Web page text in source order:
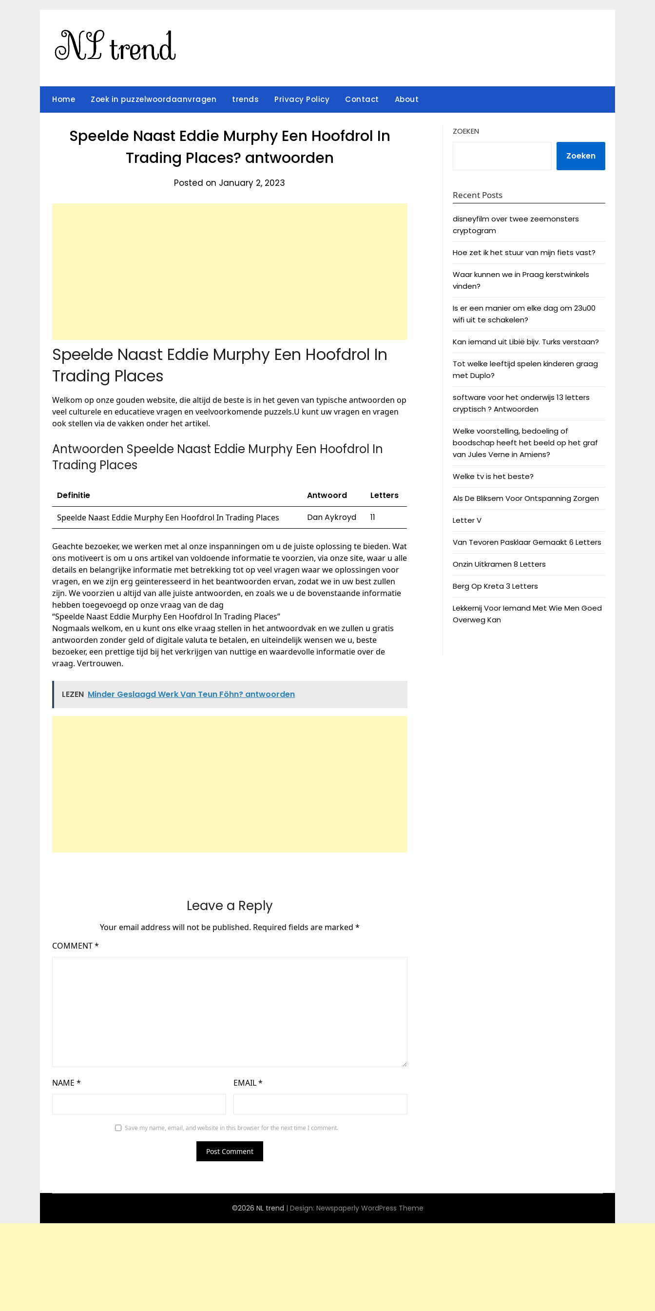
Home Zoek in puzzelwoordaanvragen trends Privacy Policy Contact About
Speelde Naast Eddie Murphy Een Hoofdrol In
Trading Places? antwoorden
Posted on January 2, 2023
Speelde Naast Eddie Murphy Een Hoofdrol In
Trading Places
Welkom op onze gouden website, die altijd de beste is in het geven van typische antwoorden op
veel culturele en educatieve vragen en veelvoorkomende puzzels.U kunt uw vragen en vragen
ook stellen via de vakken onder het artikel.
Antwoorden Speelde Naast Eddie Murphy Een Hoofdrol In
Trading Places
Definitie Antwoord Letters
Speelde Naast Eddie Murphy Een Hoofdrol In Trading Places Dan Aykroyd 11
Geachte bezoeker, we werken met al onze inspanningen om u de juiste oplossing te bieden. Wat
ons motiveert is om u ons artikel van voldoende informatie te voorzien, via onze site, waar u alle
details en belangrijke informatie met betrekking tot op veel vragen waar we oplossingen voor
vragen, en we zijn erg geïnteresseerd in het beantwoorden ervan, zodat we in uw best zullen
zijn. We voorzien u altijd van alle juiste antwoorden, en zoals we u de bovenstaande informatie
hebben toegevoegd op onze vraag van de dag
“Speelde Naast Eddie Murphy Een Hoofdrol In Trading Places”
Nogmaals welkom, en u kunt ons elke vraag stellen in het antwoordvak en we zullen u gratis
antwoorden zonder geld of digitale valuta te betalen, en uiteindelijk wensen we u, beste
bezoeker, een prettige tijd bij het verkrijgen van nuttige en waardevolle informatie over de
vraag. Vertrouwen.
LEZEN Minder Geslaagd Werk Van Teun Föhn? antwoorden
Leave a Reply
Your email address will not be published. Required fields are marked *
COMMENT*
NAME * EMAIL*
Save my name, email, and website in this browser for the next time I comment.
ZOEKEN
Zoeken
Recent Posts
disneyfilm over twee zeemonsters
cryptogram
Hoe zet ik het stuur van mijn fiets vast?
Waar kunnen we in Praag kerstwinkels
vinden?
Is er een manier om elke dag om 23u00
wifi uit te schakelen?
Kan iemand uit Libië bijv. Turks verstaan?
Tot welke leeftijd spelen kinderen graag
met Duplo?
software voor het onderwijs 13 letters
cryptisch ? Antwoorden
Welke voorstelling, bedoeling of
boodschap heeft het beeld op het graf
van Jules Verne in Amiens?
Welke tv is het beste?
Als De Bliksem Voor Ontspanning Zorgen
Letter V
Van Tevoren Pasklaar Gemaakt 6 Letters
Onzin Uitkramen 8 Letters
Berg Op Kreta 3 Letters
Lekkernij Voor Iemand Met Wie Men Goed
Overweg Kan
©2026 NL trend | Design: Newspaperly WordPress Theme